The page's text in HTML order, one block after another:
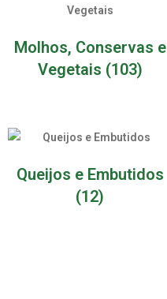
Molhos, Conservas e
Vegetais (103)
Queijos e Embutidos
(12)